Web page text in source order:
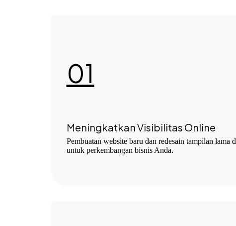
01
Meningkatkan Visibilitas Online
Pembuatan website baru dan redesain tampilan lama
untuk perkembangan bisnis Anda.